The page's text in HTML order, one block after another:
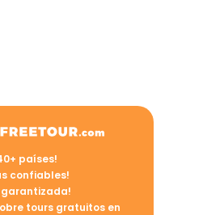
países!
confiables!
garantizada!
tours gratuitos en